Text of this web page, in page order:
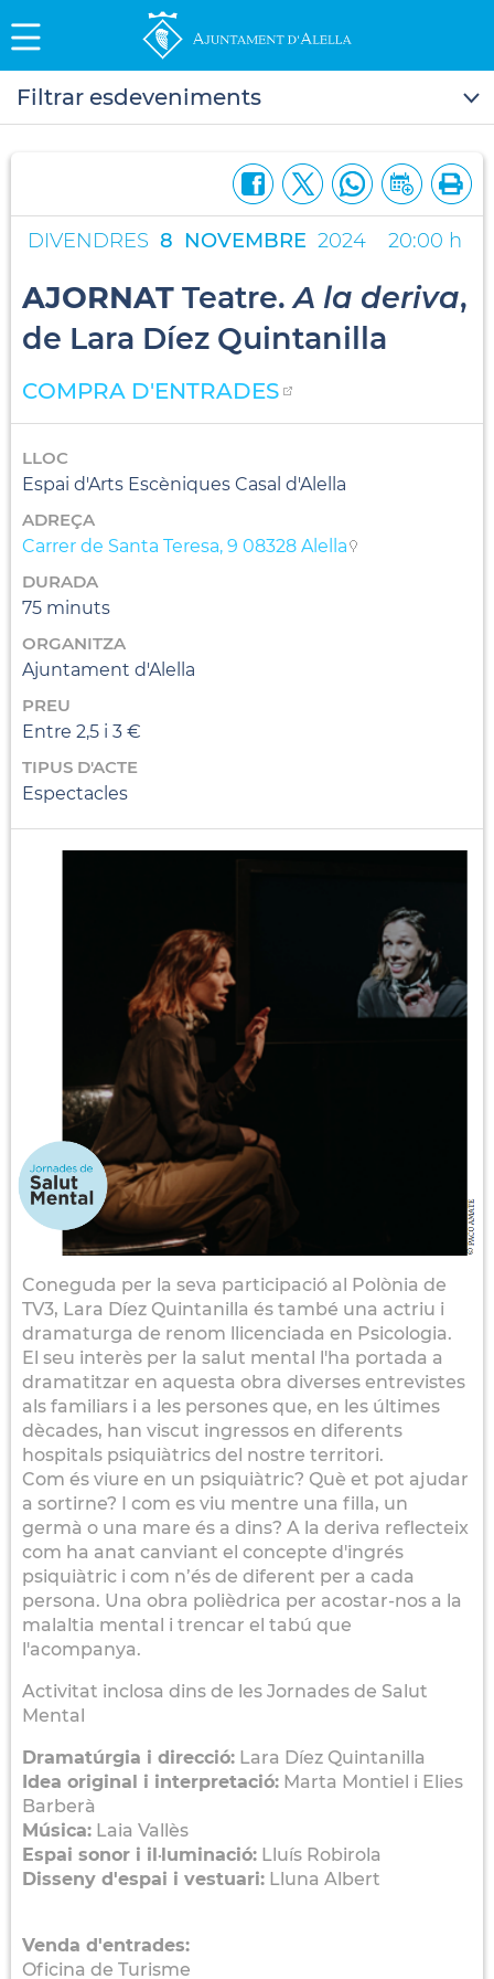
Filtrar esdeveniments
DIVENDRES 8 NOVEMBRE 2024 20:00 h
AJORNAT Teatre.A la deriva,
de Lara Díez Quintanilla
COMPRA D'ENTRADES
LLOC
Espai d'Arts Escèniques Casal d'Alella
ADREÇA
Carrer de Santa Teresa, 9 08328 Alella
DURADA
75 minuts
ORGANITZA
Ajuntament d'Alella
PREU
Entre 2,5 i 3 €
TIPUS D'ACTE
Espectacles
Coneguda per la seva participació al Polònia de
TV3, Lara Díez Quintanilla és també una actriu i
dramaturga de renom llicenciada en Psicologia.
El seu interès per la salut mental l'ha portada a
dramatitzar en aquesta obra diverses entrevistes
als familiars i a les persones que, en les últimes
dècades, han viscut ingressos en diferents
hospitals psiquiàtrics del nostre territori.
Com és viure en un psiquiàtric? Què et pot ajudar
a sortirne? I com es viu mentre una filla, un
germà o una mare és a dins? A la deriva reflecteix
com ha anat canviant el concepte d'ingrés
psiquiàtric i com n’és de diferent per a cada
persona. Una obra polièdrica per acostar-nos a la
malaltia mental i trencar el tabú que
l'acompanya.
Activitat inclosa dins de les Jornades de Salut
Mental
Dramatúrgia i direcció: Lara Díez Quintanilla
Idea original i interpretació: Marta Montiel i Elies
Barberà
Música: Laia Vallès
Espai sonor i il·luminació: Lluís Robirola
Disseny d'espai i vestuari: Lluna Albert
Venda d'entrades:
Oficina de Turisme